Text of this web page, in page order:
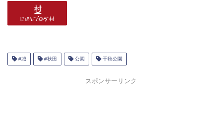
#城 #秋田 公園 千秋公園
スポンサーリンク